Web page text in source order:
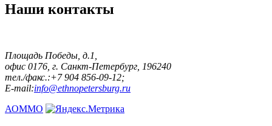
Наши контакты
Площадь Победы, д.1,
офис 0176, г. Санкт-Петербург, 196240
тел./факс.:+7 904 856-09-12;
E-mail:info@ethnopetersburg.ru
АОММО